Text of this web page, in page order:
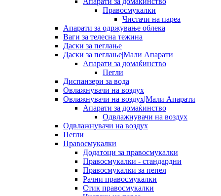
Правосмукалки
Чистачи на пареа
Апарати за одржување облека
Ваги за телесна тежина
Даски за пеглање
Даски за пеглање|Мали Апарати
Апарати за домаќинство
Пегли
Диспанзери за вода
Овлажнувачи на воздух
Овлажнувачи на воздух|Мали Апарати
Апарати за домаќинство
Одвлажнувачи на воздух
Одвлажнувачи на воздух
Пегли
Правосмукалки
Додатоци за правосмукалки
Правосмукалки - стандардни
Правосмукалки за пепел
Рачни правосмукалки
Стик правосмукалки